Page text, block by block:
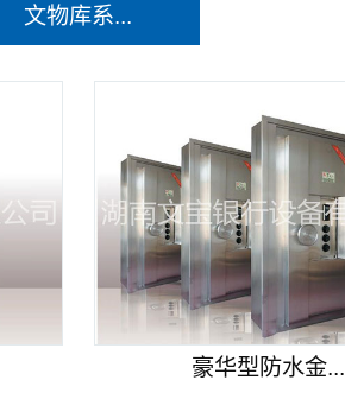
文物库系...
豪华型防水金...